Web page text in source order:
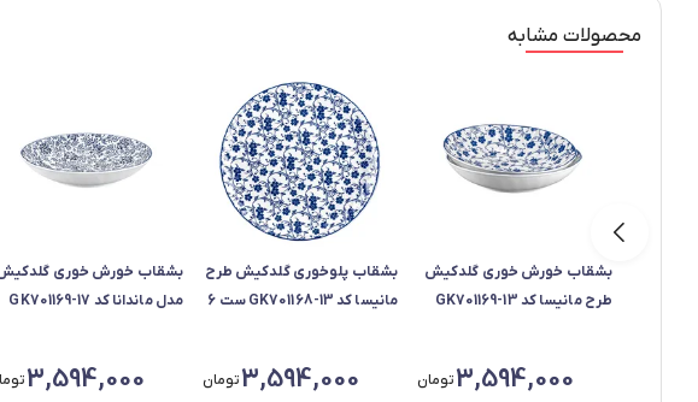
محصولات مشابه
بشقاب خورش خوری گلدکیش
طرح مانیسا کد GK701169-13
3,594,000تومان
بشقاب پلوخوری گلدکیش طرح
مانیسا کد GK701168-13 ست 6
3,594,000تومان
بشقاب خورش خوری
مدل ماندانا کد 17-GK701169
3,594,000